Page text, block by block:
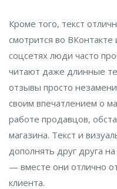
Кроме того, текст
смотрится во
соцсетях люди часто
читают даже длинные
отзывы просто
своим впечатлением о
работе продавцов,
магазина. Текст и
дополнять друг друга
— вместе они отлично
клиента.